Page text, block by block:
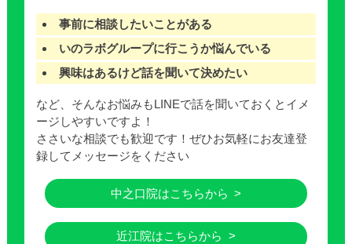
事前に相談したいことがある
いのラボグループに行こうか悩んでいる
興味はあるけど話を聞いて決めたい
など、そんなお悩みもLINEで話を聞いておくとイメ
ージしやすいですよ！
ささいな相談でも歓迎です！ぜひお気軽にお友達登
録してメッセージをください
中之口院はこちらから
近江院はこちらから